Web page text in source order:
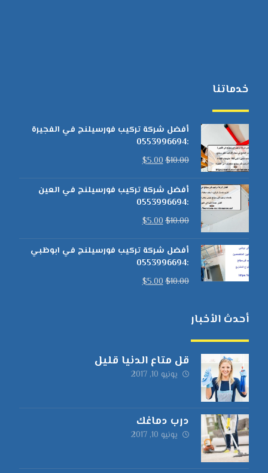
خدماتنا
أفضل شركة تركيب فورسيلنج في الفجيرة
:0553996694
$10.00
$5.00
أفضل شركة تركيب فورسيلنج في العين
:0553996694
$10.00
$5.00
أفضل شركة تركيب فورسيلنج في ابوظبي
:0553996694
$10.00
$5.00
أحدث الأخبار
قل متاع الدنيا قليل
يونيو 10, 2017
درب دماغك
يونيو 10, 2017